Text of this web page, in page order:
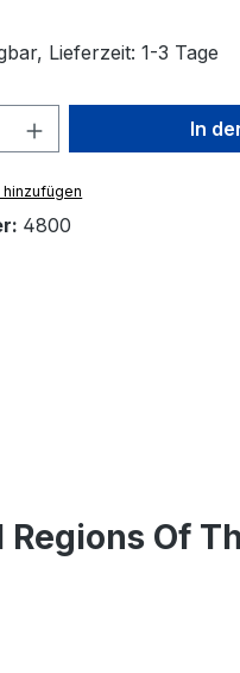
Lieferzeit: 1-3 Tage
Gib den
In
4800
Of